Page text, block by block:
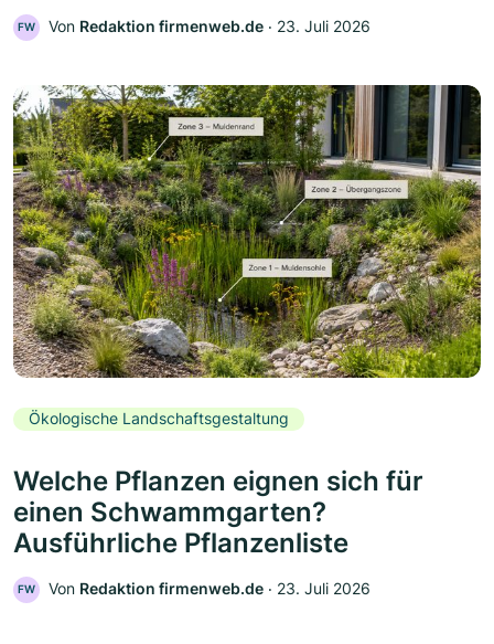
FW Von Redaktion firmenweb.de ‧ 23. Juli 2026
Ökologische Landschaftsgestaltung
Welche Pflanzen eignen sich für
einen Schwammgarten?
Ausführliche Pflanzenliste
FW Von Redaktion firmenweb.de ‧ 23. Juli 2026